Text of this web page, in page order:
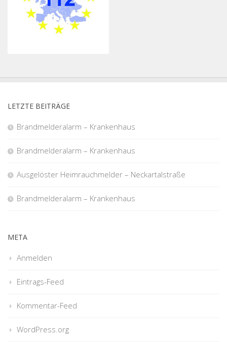
LETZTE BEITRÄGE
Brandmelderalarm – Krankenhaus
Brandmelderalarm – Krankenhaus
Ausgelöster Heimrauchmelder – Neckartalstraße
Brandmelderalarm – Krankenhaus
META
Anmelden
Eintrags-Feed
Kommentar-Feed
WordPress.org